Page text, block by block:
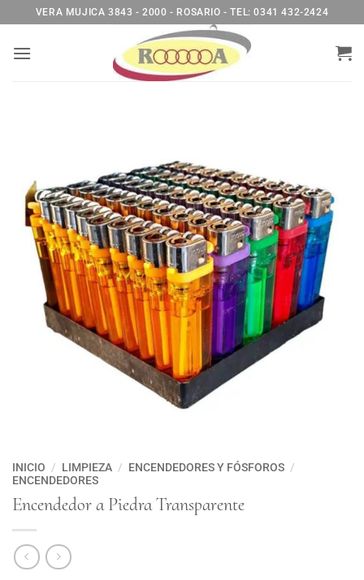
al
contenido
VERA MUJICA 3843 - 2000 - ROSARIO - TEL: 0341 432-2424
INICIO / LIMPIEZA / ENCENDEDORES Y FÓSFOROS /
ENCENDEDORES
Encendedor a Piedra Transparente